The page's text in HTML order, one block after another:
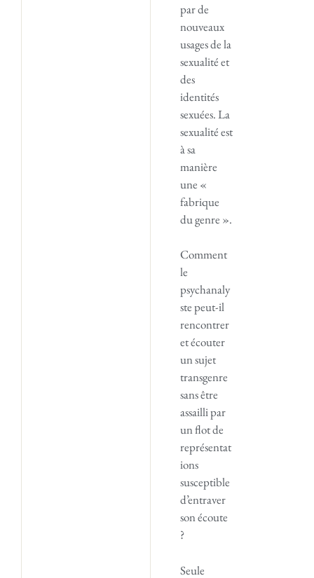
par de
nouveaux
usages de la
sexualité et
des
identités
sexuées. La
sexualité est
à sa
manière
une «
fabrique
du genre ».
Comment
le
psychanaly
ste peut-il
rencontrer
et écouter
un sujet
transgenre
sans être
assailli par
un flot de
représentat
ions
susceptible
d’entraver
son écoute
?
Seule